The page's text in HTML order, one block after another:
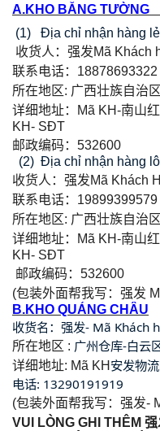
A.KHO
(1) Địa chỉ nhận hàng lẻ
收货人： 强发Mã Khách
联系电话： 18878693322
所在地区: 广西壮族自治区
详细地址：
Mã KH-南山
KH- SĐT
邮政编码： 532600
(2) Địa chỉ nhận hàng lô
收货人： 强发Mã Khách
联系电话： 19899399579
所在地区: 广西壮族自治区
详细地址：
Mã KH-南山
KH- SĐT
邮政编码： 532600
(包装外面帮我写：强发
B.KHO QUẢNG CHÂU
收货名：强发- Mã Khách
所在地区 : 广州仓库-白云
详细地址: Mã KH 安发物
电话: 13290191919
(包装外面帮我写：强发-
VUI LÒNG GHI THÊM 强